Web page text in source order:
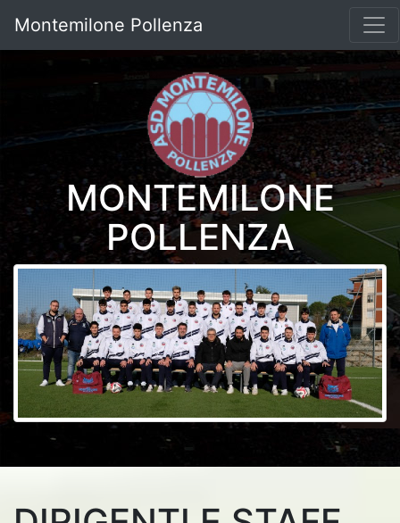
Montemilone Pollenza
MONTEMILONE
POLLENZA